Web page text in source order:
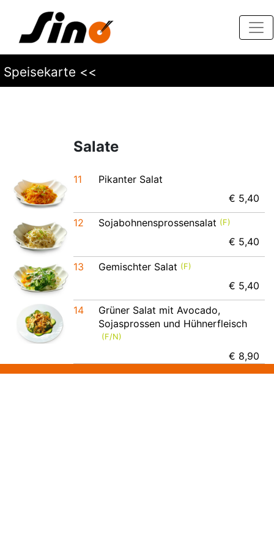
Speisekarte <<
Speisekarte <<
Salate
11
Pikanter Salat
€ 5,40
12 Sojabohnensprossensalat (F)
€ 5,40
13 Gemischter Salat (F)
€ 5,40
14
Grüner Salat mit Avocado,
Sojasprossen und Hühnerfleisch
(F/N)
€ 8,90